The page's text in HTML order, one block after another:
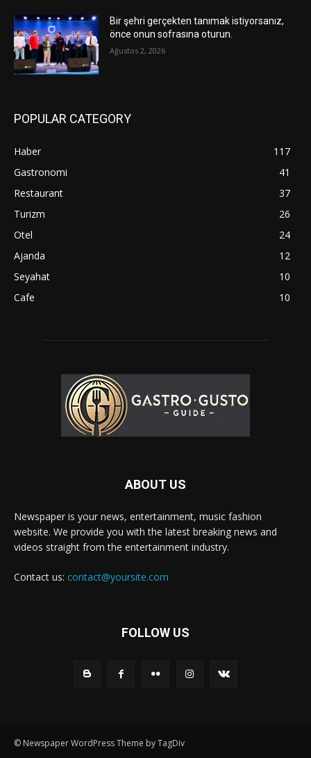
Bir şehri gerçekten tanımak istiyorsanız,
önce onun sofrasına oturun.
Ağustos 2, 2026
POPULAR CATEGORY
Haber
117
Gastronomi
41
Restaurant
37
Turizm
26
Otel
24
Ajanda
12
Seyahat
10
Cafe
10
ABOUT US
Newspaper is your news, entertainment, music fashion
website. We provide you with the latest breaking news and
videos straight from the entertainment industry.
Contact us: contact@yoursite.com
FOLLOW US
© Newspaper WordPress Theme by TagDiv